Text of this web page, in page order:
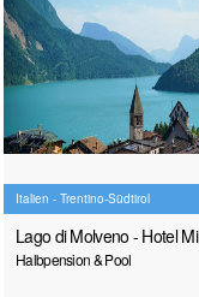
Italien - Trentino-Südtirol
Lago di Molveno - Hotel
Halbpension & Pool